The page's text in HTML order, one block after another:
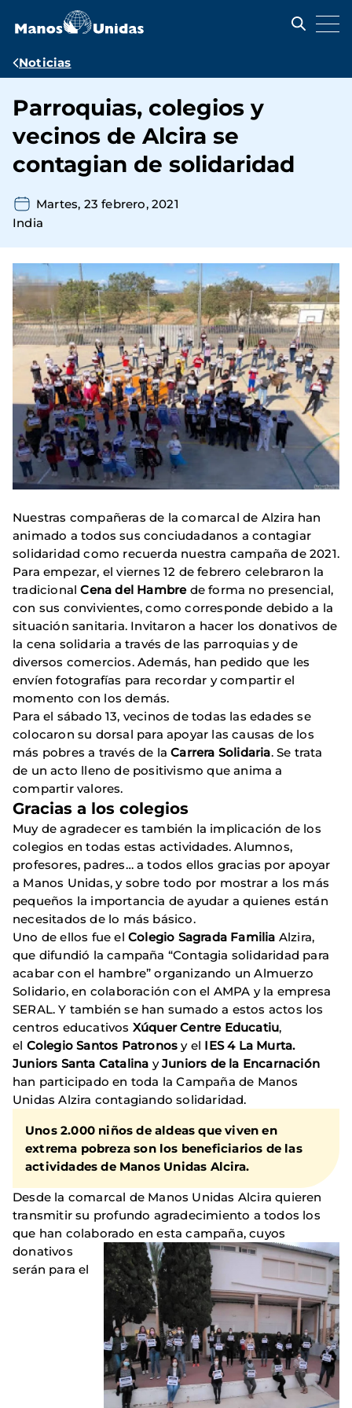
contenido
Ruta
navegación
Noticias
Parroquias, colegios y
vecinos de Alcira se
contagian de solidaridad
Martes, 23 febrero, 2021
India
Nuestras compañeras de la comarcal de Alzira han
animado a todos sus conciudadanos a contagiar
solidaridad como recuerda nuestra campaña de 2021.
Para empezar, el viernes 12 de febrero celebraron la
tradicionalCena del Hambrede forma no presencial,
con sus convivientes, como corresponde debido a la
situación sanitaria. Invitaron a hacer los donativos de
la cena solidaria a través de las parroquias y de
diversos comercios. Además, han pedido que les
envíen fotografías para recordar y compartir el
momento con los demás.
Para el sábado 13, vecinos de todas las edades se
colocaron su dorsal para apoyar las causas de los
más pobres a través de laCarrera Solidaria. Se trata
de un acto lleno de positivismo que anima a
compartir valores.
Gracias a los colegios
Muy de agradecer es también la implicación de los
colegios en todas estas actividades. Alumnos,
profesores, padres… a todos ellos gracias por apoyar
a Manos Unidas, y sobre todo por mostrar a los más
pequeños la importancia de ayudar a quienes están
necesitados de lo más básico.
Uno de ellos fue el Colegio Sagrada Familia Alzira,
que difundió la campaña “Contagia solidaridad para
acabar con el hambre” organizando un Almuerzo
Solidario, en colaboración con el AMPA y la empresa
SERAL. Y también se han sumado a estos actos los
centros educativos Xúquer Centre Educatiu,
el Colegio Santos Patronos y el IES 4 La Murta.
Juniors Santa Catalina yJuniors de la Encarnación
han participado en toda la Campaña de Manos
Unidas Alzira contagiando solidaridad.
Unos 2.000 niños de aldeas que viven en
extrema pobreza son los beneficiarios de las
actividades de Manos Unidas Alcira.
Desde la comarcal de Manos Unidas Alcira quieren
transmitir su profundo agradecimiento a todos los
que han colaborado en esta campaña, cuyos
donativos
serán para el